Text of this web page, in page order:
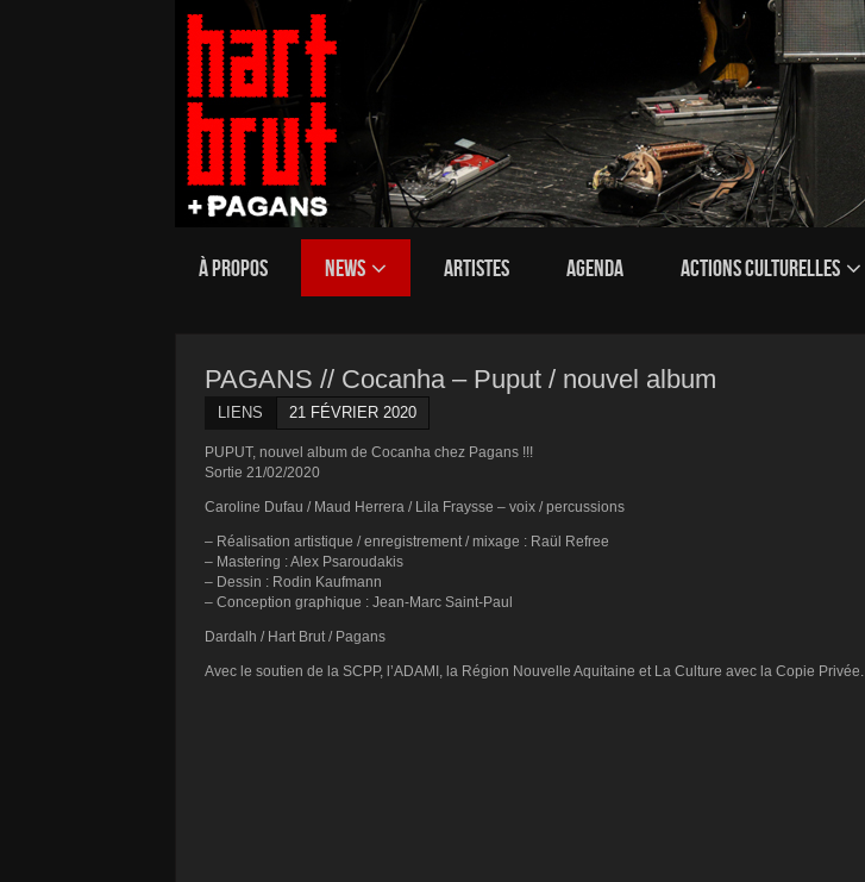
À PROPOS NEWS ARTISTES AGENDA ACTIONS CULTURELLES
PAGANS // Cocanha – Puput / nouvel album
LIENS 21 FÉVRIER 2020
PUPUT, nouvel album de Cocanha chez Pagans !!!
Sortie 21/02/2020
Caroline Dufau / Maud Herrera / Lila Fraysse – voix / percussions
– Réalisation artistique / enregistrement / mixage : Raül Refree
– Mastering : Alex Psaroudakis
– Dessin : Rodin Kaufmann
– Conception graphique : Jean-Marc Saint-Paul
Dardalh / Hart Brut / Pagans
Avec le soutien de la SCPP, l’ADAMI, la Région Nouvelle Aquitaine et La Culture avec la Copie Privée.